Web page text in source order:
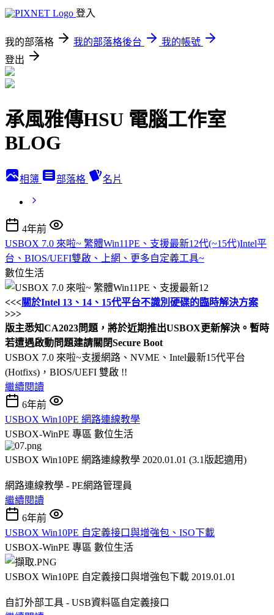
登入
我的部落格 我的部落格後台
我的帳號
登出
承風雅傳HSU 電腦工作室
BLOG
相簿 部落格 名片
4年前
USBOX 7.0 來啦~ 繁體Win11PE、支援最新12代(~15代)Intel平
台、BIOS/UEFI雙啟、上網、更多自定義工具~
數位生活
<<<關於Intel 13、14、15代平台不識別硬碟的臨時解決方案
>>>
版主悉知CA2023問題，將於近期推出USBOX更新解決。暫時
若遭遇啟動問題建請關閉Secure Boot
USBOX 7.0 來啦~支援網路、NVME、Intel最新15代平台
(Hotfixs)，BIOS/UEFI 雙啟 !!
繼續閱讀
6年前
USBOX Win10PE 網路連線教學
USBOX-WinPE 專區 數位生活
USBOX Win10PE 網路連線教學 2020.01.01 (3.1版起適用)
網路連線教學 - PE網路管理員
繼續閱讀
6年前
USBOX Win10PE 自定義接口與增強包、ISO下載
USBOX-WinPE 專區 數位生活
USBOX Win10PE 自定義接口與增強包下載 2019.01.01
自訂外部工具 - USB資料區自定義接口